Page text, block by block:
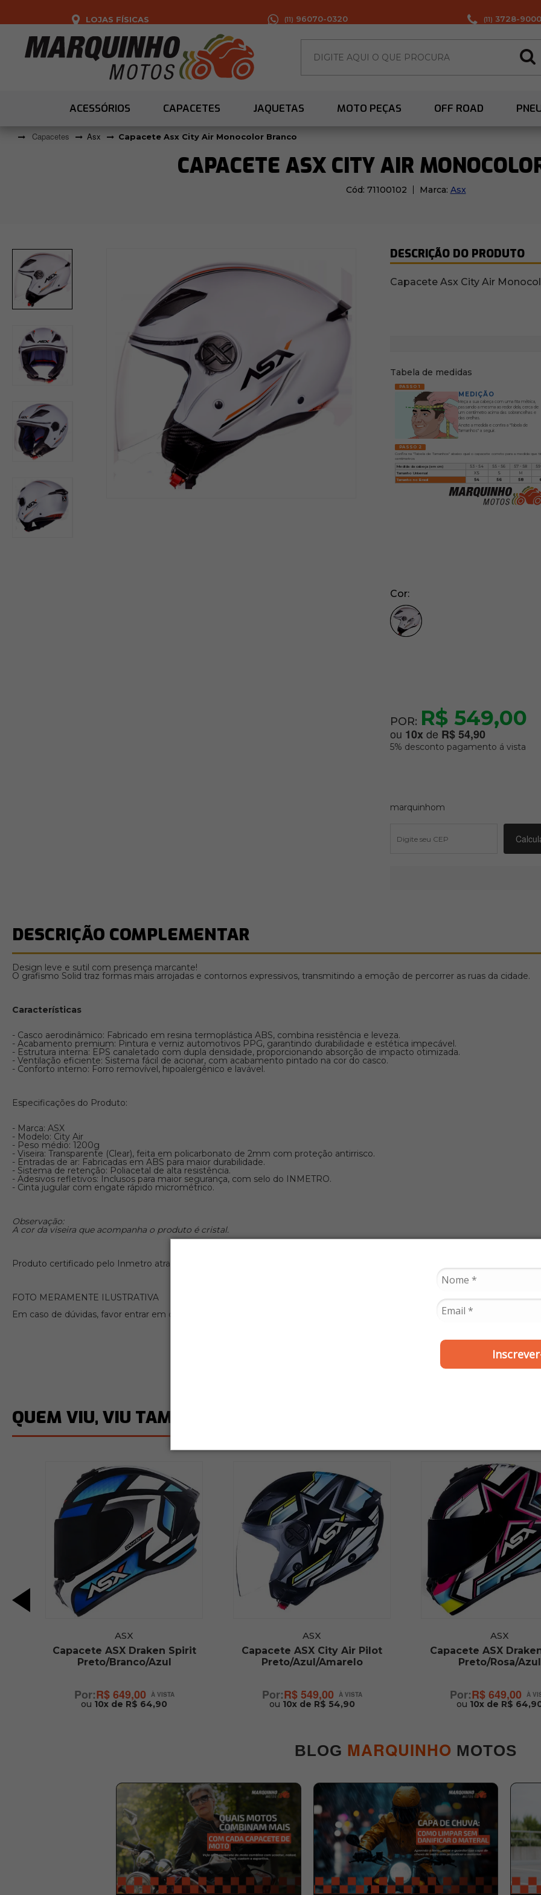
LOJAS FÍSICAS (11) 96070-0320 (11) 3728-9000
ACESSÓRIOS CAPACETES JAQUETAS MOTO PEÇAS OFF ROAD
Capacetes Asx Capacete Asx City Air Monocolor Branco
CAPACETE ASX CITY AIR
Cód: 71100102 Marca: Asx
DESCRIÇÃO DO PRODUTO
Capacete Asx City Air
Tabela de medidas
PASSO 1
MEDIÇÃO
Meça a sua cabeça com uma fita métrica,
passando a mesma ao redor dela, cerca de
um centímetro acima das sobrancelhas e
das orelhas.
Anote a medida e confira a "Tabela de
Tamanhos" a seguir.
PASSO 2
Confira na "Tabela de Tamanhos" abaixo qual o capacete correto para a medida que
centímetros
Medida da cabeça (em cm)
53 - 54 55 - 56 57 - 58
Tamanho Universal
XS S
M
Tamanho no Brasil
54 56 58
Cor
POR: R$ 549,00
ou 10xde R$ 54,90
5% desconto pagamento á vista
marquinhom
DESCRIÇÃO COMPLEMENTAR
Design leve e sutil com presença marcante!
O grafismo Solid traz formas mais arrojadas e contornos expressivos, transmitindo a emoção de percorrer as ruas da cidade.
Características
- Casco aerodinâmico: Fabricado em resina termoplástica ABS, combina resistência e leveza.
- Acabamento premium: Pintura e verniz automotivos PPG, garantindo durabilidade e estética impecável.
- Estrutura interna: EPS canaletado com dupla densidade, proporcionando absorção de impacto otimizada.
- Ventilação eficiente: Sistema fácil de acionar, com acabamento pintado na cor do casco.
- Conforto interno: Forro removível, hipoalergênico e lavável.
Especificações do Produto:
- Marca: ASX
- Modelo: City Air
- Peso médio: 1200g
- Viseira: Transparente (Clear), feita em policarbonato de 2mm com proteção antirrisco.
- Entradas de ar: Fabricadas em ABS para maior durabilidade.
- Sistema de retenção: Poliacetal de alta resistência.
- Adesivos refletivos: Inclusos para maior segurança, com selo do INMETRO.
- Cinta jugular com engate rápido micrométrico.
Observação:
A cor da viseira que acompanha o produto é cristal.
Produto certificado pelo Inmetro através da empresa Brasil Cert Avaliações da Qualidade, conforme registro 001637/2021.
FOTO MERAMENTE ILUSTRATIVA
Em caso de dúvidas, favor entrar em contato com a nossa equipe antes de realizar a compra.
QUEM VIU, VIU TAMBÉM
ASX
Capacete ASX Draken Spirit
Preto/Branco/Azul
R$ 649,00
ou 10x de R$ 64,90
ASX
Capacete ASX City Air Pilot
Preto/Azul/Amarelo
R$ 549,00
ou 10x de R$ 54,90
ASX
Capacete ASX
Preto/Rosa/Azul
R$ 649,00
ou 10x de R$
BLOG MARQUINHO MOTOS